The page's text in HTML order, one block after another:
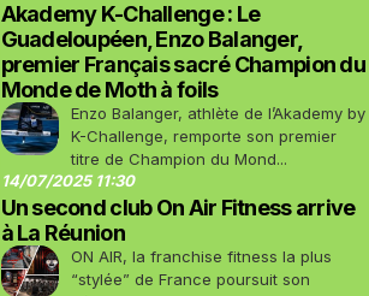
Akademy K-Challenge : Le
Guadeloupéen, Enzo Balanger,
premier Français sacré Champion du
Monde de Moth à foils
Enzo Balanger, athlète de l’Akademy by
K-Challenge, remporte son premier
titre de Champion du Mond...
14/07/2025 11:30
Un second club On Air Fitness arrive
à La Réunion
ON AIR, la franchise fitness la plus
“stylée” de France poursuit son